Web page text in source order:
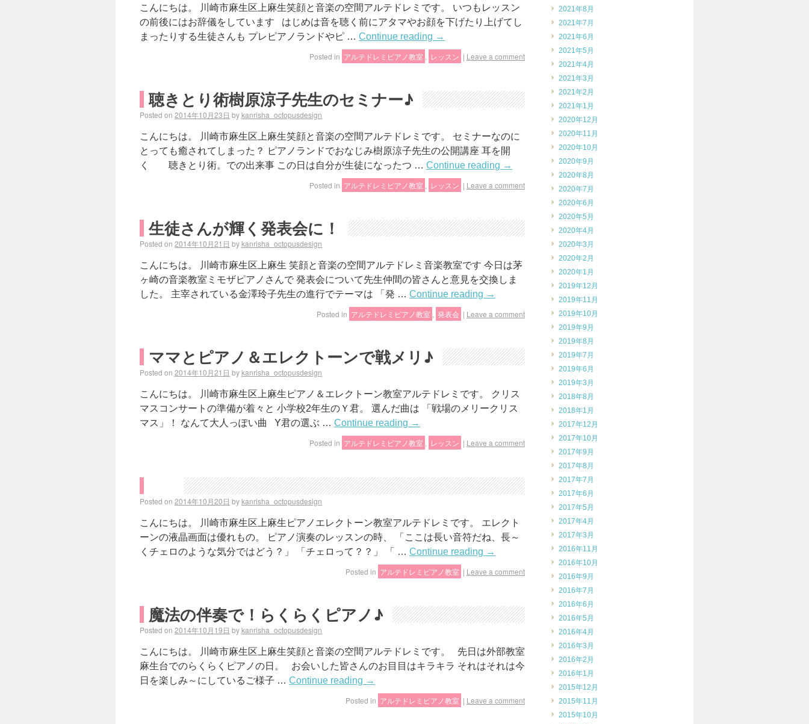
こんにちは。 川崎市麻生区上麻生笑顔と音楽の空間アルテドレミです。 いつもレッスン
の前後にはお辞儀をしています はじめは音を聴く前にアタマやお顔を下げたり上げてし
まったりする生徒さんも プレピアノランドやピ … Continue reading →
Posted in アルテドレミピアノ教室 レッスン | Leave a comment
聴きとり術樹原涼子先生のセミナー♪
Posted on 2014年10月23日 bykanrisha_octopusdesign
こんにちは。 川崎市麻生区上麻生笑顔と音楽の空間アルテドレミです。 セミナーなのに
とっても癒されてしまった？ ピアノランドでおなじみ樹原涼子先生の公開講座 耳を開
く 聴きとり術。での出来事 この日は自分が生徒になったつ … Continue reading →
Posted in アルテドレミピアノ教室 レッスン | Leave a comment
生徒さんが輝く発表会に！
Posted on 2014年10月21日 bykanrisha_octopusdesign
こんにちは。 川崎市麻生区上麻生 笑顔と音楽の空間アルテドレミ音楽教室です 今日は茅
ヶ崎の音楽教室ミモザピアノさんで 発表会について先生仲間の皆さんと意見を交換しま
した。 主宰されている金澤玲子先生の進行でテーマは 「発 … Continue reading →
Posted in アルテドレミピアノ教室 発表会 | Leave a comment
ママとピアノ＆エレクトーンで戦メリ♪
Posted on 2014年10月21日 bykanrisha_octopusdesign
こんにちは。 川崎市麻生区上麻生ピアノ＆エレクトーン教室アルテドレミです。 クリス
マスコンサートの準備が着々と 小学校2年生のＹ君。 選んだ曲は 「戦場のメリークリス
マス」！ なんて大人っぽい曲 Y君の選ぶ … Continue reading →
Posted in アルテドレミピアノ教室 レッスン | Leave a comment
Posted on 2014年10月20日 bykanrisha_octopusdesign
こんにちは。 川崎市麻生区上麻生ピアノエレクトーン教室アルテドレミです。 エレクト
ーンの液晶画面は優れもの。 ピアノ演奏のレッスンの時、 「ここは長い音符だね、長～
くチェロのような気分ではどう？」 「チェロって？？」 「 … Continue reading →
Posted in アルテドレミピアノ教室 | Leave a comment
魔法の伴奏で！らくらくピアノ♪
Posted on 2014年10月19日 bykanrisha_octopusdesign
こんにちは。 川崎市麻生区上麻生笑顔と音楽の空間アルテドレミです。 先日は外部教室
麻生台でのらくらくピアノの日。 お会いした皆さんのお目目はキラキラ それはそれは今
日を楽しみ～にしているご様子 … Continue reading →
Posted in アルテドレミピアノ教室 | Leave a comment
2021年8月
2021年7月
2021年6月
2021年5月
2021年4月
2021年3月
2021年2月
2021年1月
2020年12月
2020年11月
2020年10月
2020年9月
2020年8月
2020年7月
2020年6月
2020年5月
2020年4月
2020年3月
2020年2月
2020年1月
2019年12月
2019年11月
2019年10月
2019年9月
2019年8月
2019年7月
2019年6月
2019年3月
2018年8月
2018年1月
2017年12月
2017年10月
2017年9月
2017年8月
2017年7月
2017年6月
2017年5月
2017年4月
2017年3月
2016年11月
2016年10月
2016年9月
2016年7月
2016年6月
2016年5月
2016年4月
2016年3月
2016年2月
2016年1月
2015年12月
2015年11月
2015年10月